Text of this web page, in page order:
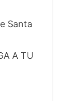
Santa
A TU